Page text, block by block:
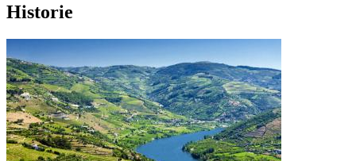
Historie